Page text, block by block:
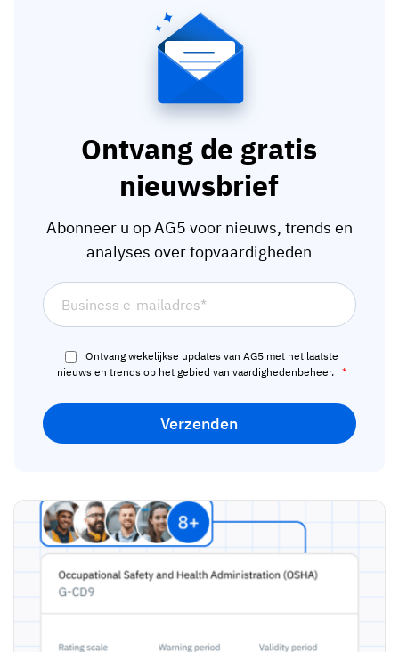
Ontvang de gratis
nieuwsbrief
Abonneer u op AG5 voor nieuws, trends en
analyses over topvaardigheden
Ontvang wekelijkse updates van AG5 met het laatste
nieuws en trends op het gebied van vaardighedenbeheer. *